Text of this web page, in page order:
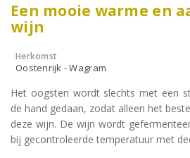
Een mooie warme en
wijn
Herkomst
Oostenrijk - Wagram
Het oogsten wordt slechts met een
de hand gedaan, zodat alleen het
deze wijn. De wijn wordt
bij gecontroleerde temperatuur met